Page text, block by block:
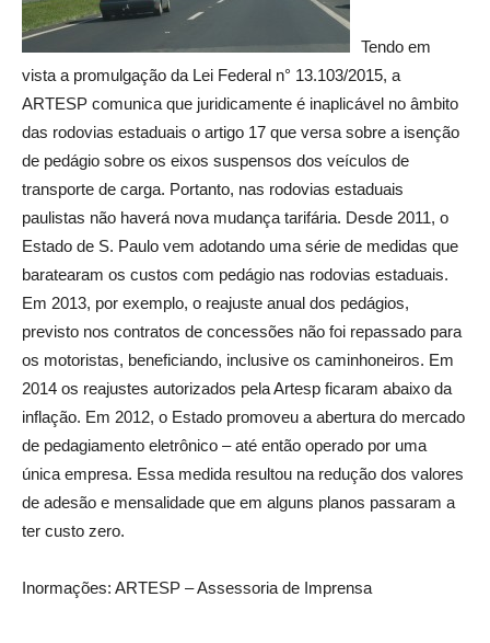
Tendo em
vista a promulgação da Lei Federal n° 13.103/2015, a
ARTESP comunica que juridicamente é inaplicável no âmbito
das rodovias estaduais o artigo 17 que versa sobre a isenção
de pedágio sobre os eixos suspensos dos veículos de
transporte de carga. Portanto, nas rodovias estaduais
paulistas não haverá nova mudança tarifária. Desde 2011, o
Estado de S. Paulo vem adotando uma série de medidas que
baratearam os custos com pedágio nas rodovias estaduais.
Em 2013, por exemplo, o reajuste anual dos pedágios,
previsto nos contratos de concessões não foi repassado para
os motoristas, beneficiando, inclusive os caminhoneiros. Em
2014 os reajustes autorizados pela Artesp ficaram abaixo da
inflação. Em 2012, o Estado promoveu a abertura do mercado
de pedagiamento eletrônico – até então operado por uma
única empresa. Essa medida resultou na redução dos valores
de adesão e mensalidade que em alguns planos passaram a
ter custo zero.
Inormações: ARTESP – Assessoria de Imprensa